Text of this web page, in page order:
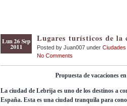
Lun 26 Sep
2011
Lugares turísticos de la
Posted by Juan007 under Ciudades
No Comments
Propuesta de vacaciones
La ciudad de Lebrija es uno de los destinos a
España. Esta es una ciudad tranquila para